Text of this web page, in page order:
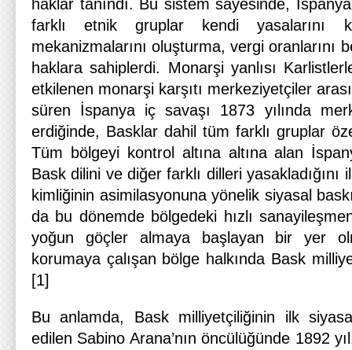
haklar tanındı. Bu sistem sayesinde,
farklı etnik gruplar kendi
mekanizmalarını oluşturma, vergi oranlarını
haklara sahiplerdi. Monarşi yanlısı
etkilenen monarşi karşıtı merkeziyetçiler
süren İspanya iç savaşı 1873 yılında
erdiğinde, Basklar dahil tüm farklı gruplar
Tüm bölgeyi kontrol altına altına alan
Bask dilini ve diğer farklı dilleri
kimliğinin asimilasyonuna yönelik siyasal
da bu dönemde bölgedeki hızlı
yoğun göçler almaya başlayan bir yer
korumaya çalışan bölge halkında Bask
[1]
Bu anlamda, Bask milliyetçiliğinin ilk
edilen Sabino Arana’nın öncülüğünde 1892